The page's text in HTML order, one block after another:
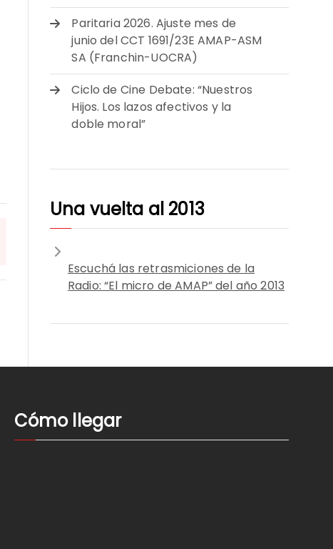
Paritaria 2026. Ajuste mes de
junio del CCT 1691/23E AMAP-ASM
SA (Franchin-UOCRA)
Ciclo de Cine Debate: “Nuestros
Hijos. Los lazos afectivos y la
doble moral”
Una vuelta al 2013
Escuchá las retrasmiciones de la
Radio: “El micro de AMAP” del año 2013
Cómo llegar